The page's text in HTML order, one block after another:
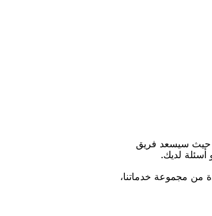
ﺣﻴﺚ ﺳﻴﺴﻌﺪ ﻓﺮﻳﻖ
ﺃﺳﺌﻠﺔ ﻟﺪﻳﻚ.
ﻣﻦ ﻣﺠﻤﻮﻋﺔ ﺧﺪﻣﺎﺗﻨﺎ،